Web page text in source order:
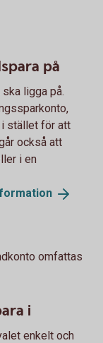
på
ligga på.
i stället för att
också att
i en
omfattas
i
enkelt och